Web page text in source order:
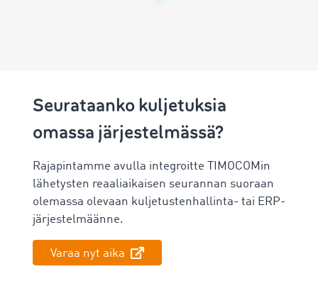
Seurataanko kuljetuksia
omassa järjestelmässä?
Rajapintamme avulla integroitte TIMOCOMin
lähetysten reaaliaikaisen seurannan suoraan
olemassa olevaan kuljetustenhallinta- tai ERP-
järjestelmäänne.
Varaa nyt aika